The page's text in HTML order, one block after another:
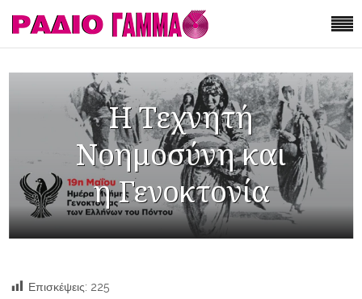
Η Τεχνητή
Νοημοσύνη και
η Γενοκτονία
Επισκέψεις: 225